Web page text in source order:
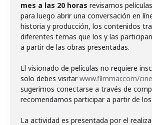
mes a las 20 horas revisamos
para luego abrir una conversación en
historia y producción, los contenidos
diferentes temas que los y las
a partir de las obras presentadas.
El visionado de películas no requiere
solo debes visitarwww.filmmar.com/
sugerimos conectarse a través de
recomendamos participar a partir de
La actividad es presentada por el